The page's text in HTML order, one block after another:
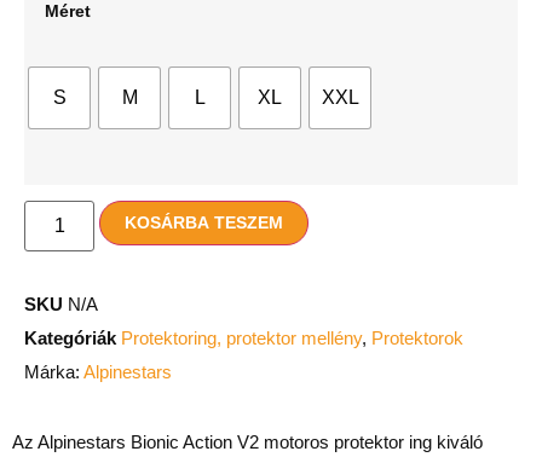
Méret
S M L XL XXL
KOSÁRBA TESZEM
SKU N/A
Kategóriák Protektoring, protektor mellény, Protektorok
Márka: Alpinestars
Az Alpinestars Bionic Action V2 motoros protektor ing kiváló